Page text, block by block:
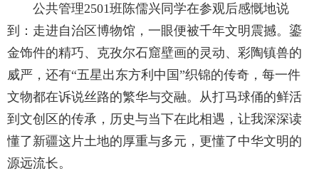
公共管理2501班陈儒兴同学在参观后感慨地说
到：走进自治区博物馆，一眼便被千年文明震撼。鎏
金饰件的精巧、克孜尔石窟壁画的灵动、彩陶镇兽的
威严，还有“五星出东方利中国”织锦的传奇，每一件
文物都在诉说丝路的繁华与交融。从打马球俑的鲜活
到文创区的传承，历史与当下在此相遇，让我深深读
懂了新疆这片土地的厚重与多元，更懂了中华文明的
源远流长。